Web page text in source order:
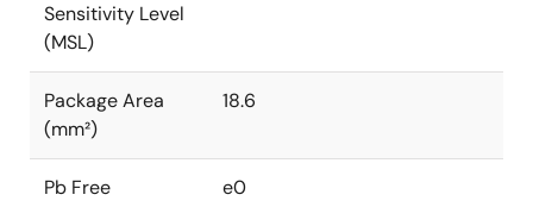
Sensitivity Level
(MSL)
Package Area
(mm²)
18.6
Pb Free
e0